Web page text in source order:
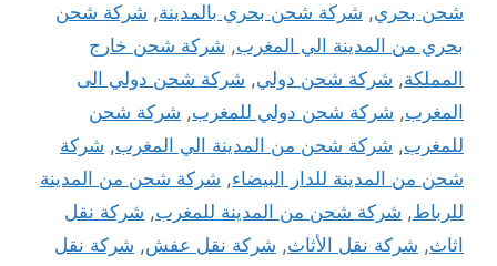
شحن بحري, شركة شحن بحري بالمدينة, شركة شحن
بحري من المدينة الي المغرب, شركة شحن خارج
المملكة, شركة شحن دولي, شركة شحن دولي الى
المغرب, شركة شحن دولي للمغرب, شركة شحن
للمغرب, شركة شحن من المدينة الي المغرب, شركة
شحن من المدينة للدار البيضاء, شركة شحن من المدينة
للرباط, شركة شحن من المدينة للمغرب, شركة نقل
اثاث, شركة نقل الأثاث, شركة نقل عفش, شركة نقل